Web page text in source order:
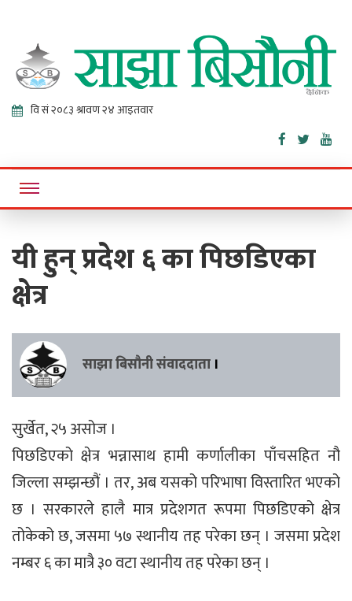
Sajha
Bisaunee
Online News Portal
यी हुन् प्रदेश ६ का पिछडिएका
क्षेत्र
साझा बिसौनी संवाददाता ।
सुर्खेत, २५ असोज ।
पिछडिएको क्षेत्र भन्नासाथ हामी कर्णालीका पाँचसहित नौ
जिल्ला सम्झन्छौं । तर, अब यसको परिभाषा विस्तारित भएको
छ । सरकारले हालै मात्र प्रदेशगत रूपमा पिछडिएको क्षेत्र
तोकेको छ, जसमा ५७ स्थानीय तह परेका छन् । जसमा प्रदेश
नम्बर ६ का मात्रै ३० वटा स्थानीय तह परेका छन् ।